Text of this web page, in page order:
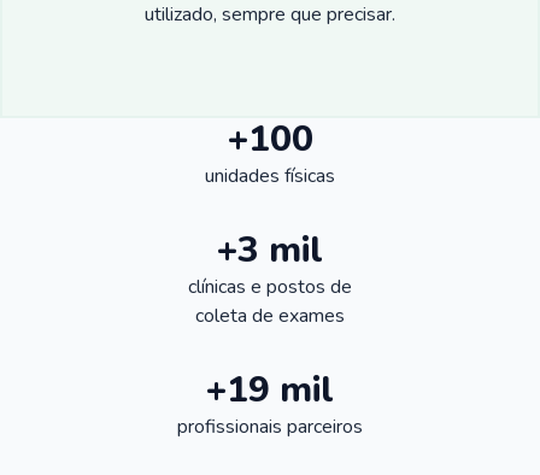
utilizado, sempre que precisar.
+100
unidades físicas
+3 mil
clínicas e postos de
coleta de exames
+19 mil
profissionais parceiros